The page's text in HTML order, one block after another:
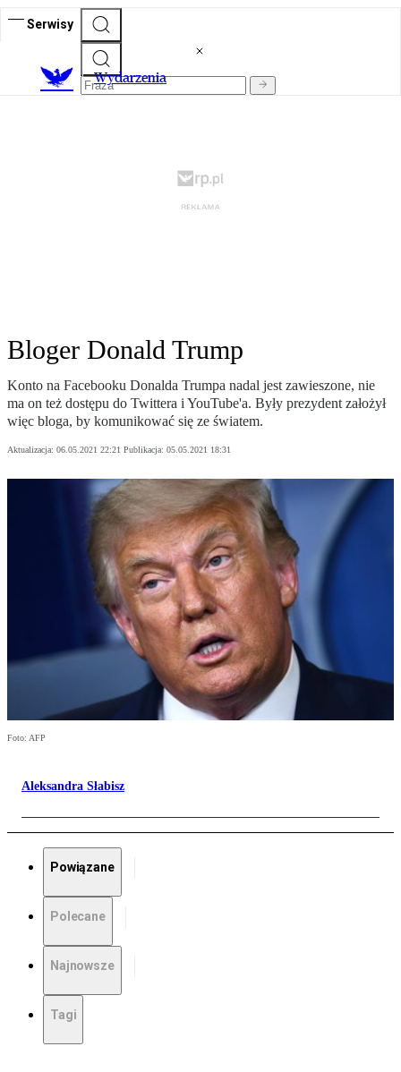
Serwisy
Wydarzenia
Bloger Donald Trump
Konto na Facebooku Donalda Trumpa nadal jest zawieszone, nie
ma on też dostępu do Twittera i YouTube'a. Były prezydent założył
więc bloga, by komunikować się ze światem.
Aktualizacja: 06.05.2021 22:21 Publikacja: 05.05.2021 18:31
Foto: AFP
Aleksandra Słabisz
Powiązane
Polecane
Najnowsze
Tagi